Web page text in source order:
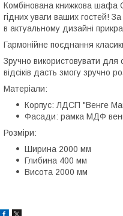
Комбінована книжкова шафа
гідних уваги ваших гостей!
в актуальному дизайні
Гармонійне поєднання
Зручно використовувати для
відсіків дасть змогу зручно
Матеріали:
Корпус: ЛДСП "Венге
Фасади: рамка МДФ
Розміри:
Ширина 2000 мм
Глибина 400 мм
Висота 2000 мм